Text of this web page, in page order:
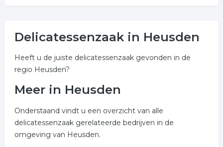
Delicatessenzaak in Heusden
Heeft u de juiste delicatessenzaak gevonden in de
regio Heusden?
Meer in Heusden
Onderstaand vindt u een overzicht van alle
delicatessenzaak gerelateerde bedrijven in de
omgeving van Heusden.